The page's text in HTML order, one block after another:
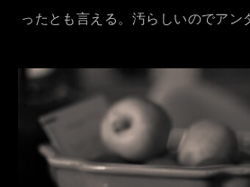
ったとも言える。汚らしいのでアン